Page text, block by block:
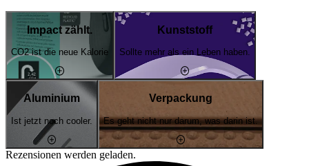
Impact zählt.
CO2 ist die neue Kalorie
Kunststoff
Sollte mehr als ein Leben haben.
Aluminium
Ist jetzt noch cooler.
Verpackung
Es geht nicht nur darum, was darin ist.
Rezensionen werden geladen.